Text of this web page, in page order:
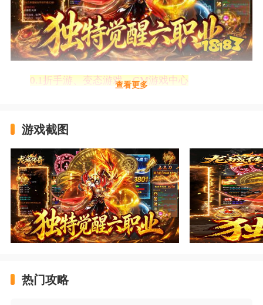
0.1折手游、变态游戏、GM游戏中心
download/1417
>>(长按链接复制到浏览器打开即可体验)<<
龙城传奇（风云大极品红包版）版本信息
类型：角色 传奇 横版
大小：146M
龙城传奇（风云大极品红包版）游戏福利
查看更多
游戏截图
热门攻略